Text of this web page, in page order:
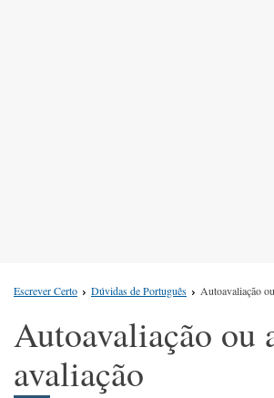
Escrever Certo Dúvidas de Português Autoavaliação
Autoavaliação ou
avaliação